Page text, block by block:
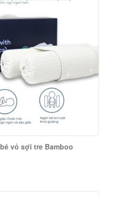
vỏ sợi tre Bamboo